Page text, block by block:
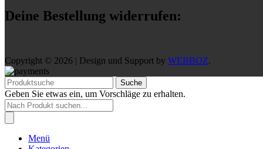
Deine Bestellung widerrufen:
Copyright © 2026 | Design und Support by WEBBOZ.
Suche
Geben Sie etwas ein, um Vorschläge zu erhalten.
Products
search
Menü